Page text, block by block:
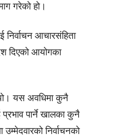
गरेको हो।
आचारसंहिता
दिएको आयोगका
यस अवधिमा कुनै
प्रभाव पार्ने खालका कुनै
निर्वाचनको